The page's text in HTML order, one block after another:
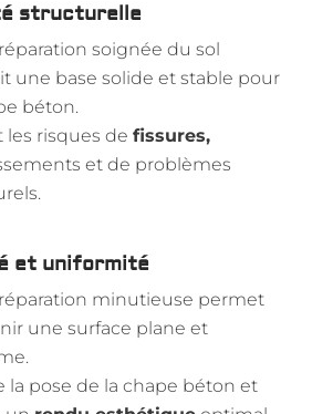
structurelle
soignée du sol
une base solide et stable pour
béton.
les risques de fissures,
et de problèmes
et uniformité
minutieuse permet
une surface plane et
la pose de la chape béton et